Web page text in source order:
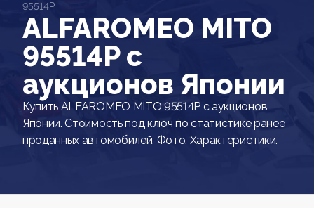
95514P
ALFAROMEO MITO
95514P c
аукционов Японии
Купить ALFAROMEO MITO 95514P с аукционов
Японии. Стоимость под ключ по статистике ранее
проданных автомобилей. Фото. Характеристики.